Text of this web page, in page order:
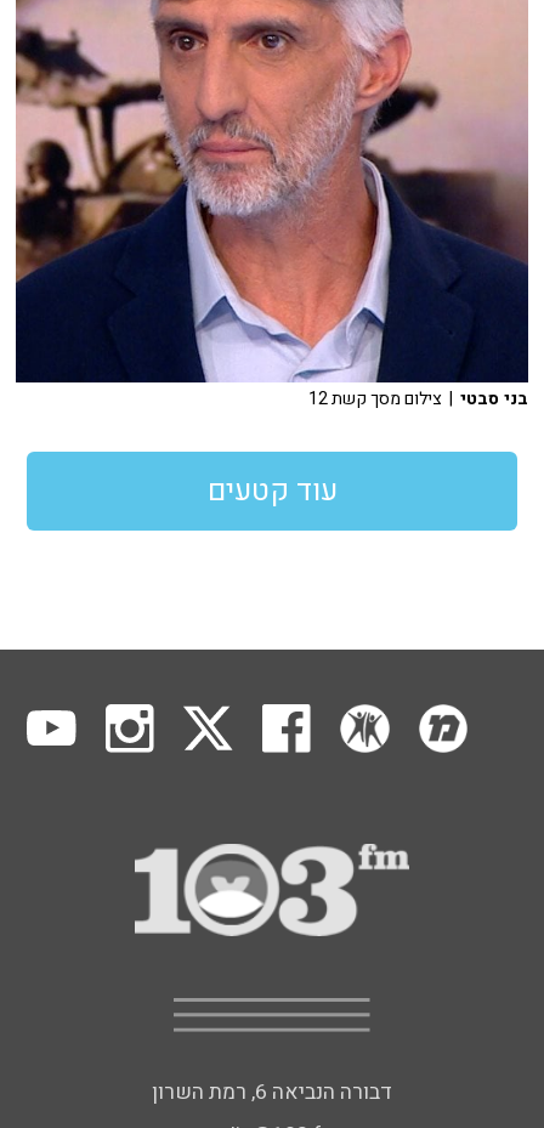
בני סבטי | צילום מסך קשת 12
עוד קטעים
דבורה הנביאה 6, רמת השרון